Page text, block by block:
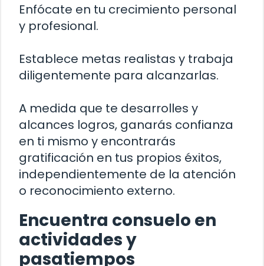
Enfócate en tu crecimiento personal
y profesional.
Establece metas realistas y trabaja
diligentemente para alcanzarlas.
A medida que te desarrolles y
alcances logros, ganarás confianza
en ti mismo y encontrarás
gratificación en tus propios éxitos,
independientemente de la atención
o reconocimiento externo.
Encuentra consuelo en
actividades y
pasatiempos